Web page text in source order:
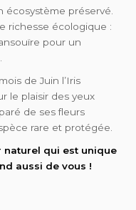
écosystème préservé.
richesse écologique :
pour un
de Juin l’Iris
le plaisir des yeux
de ses fleurs
rare et protégée.
naturel qui est unique
aussi de vous !